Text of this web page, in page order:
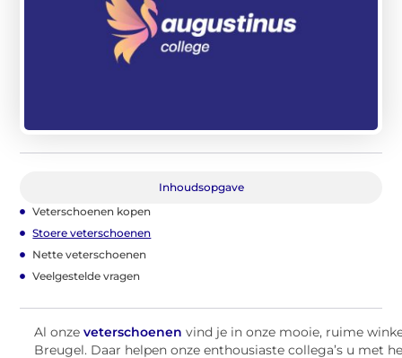
Inhoudsopgave
Veterschoenen kopen
Stoere veterschoenen
Nette veterschoenen
Veelgestelde vragen
Al onzeveterschoenen vind je in onze mooie, ruime
Breugel. Daar helpen onze enthousiaste collega’s u met